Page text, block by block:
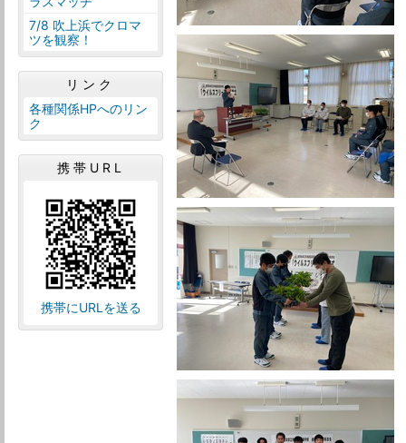
7/8 吹上浜でクロマ
ツを観察！
リンク
各種関係HPへのリン
ク
携帯URL
携帯にURLを送る